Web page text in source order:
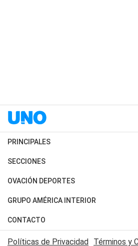
PRINCIPALES
Últimas Noticias
Política
Judiciales
Economia
SECCIONES
Horóscopo
Motores
Trucos caseros
OVACIÓN DEPORTES
Fútbol
Mundial
Automovilismo
GRUPO AMÉRICA INTERIOR
Canal 7 en Vivo
CONTACTO
Acerca de Nosotros
Políticas de Privacidad Términos y